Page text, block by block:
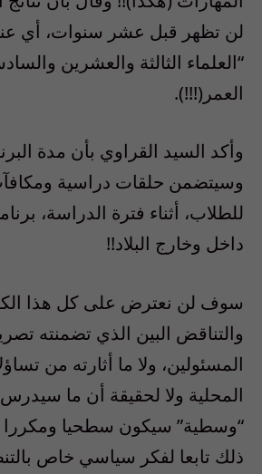
لن تظهر قبل عشر سنوات، أي
“العلماء الثالثة والعشرين
العمر(!!!).
وسيتضمن حلقات دراسية
للطلاب، أثناء فترة الدراسة،
داخل وخارج البلاد!!
سوف لن نعترض على كل هذا
والتناقض البين الذي تضمنته
المسئولين، ولا ما أثارته من
المحلية ولا لحقيقة أن ما سيدرس
“وسطية” سيكون سطحيا ومكررا
ذلك تابعا لفكر سياسي خاص